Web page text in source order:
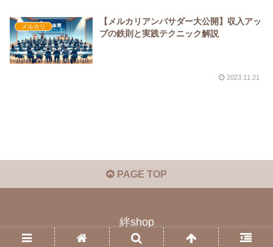
メルカリ
【メルカリアンバサダー大公開】収入アッ
プの鉄則と実践テクニック解説
2023.11.21
PAGE TOP
絆shop
© 2023 絆shop.